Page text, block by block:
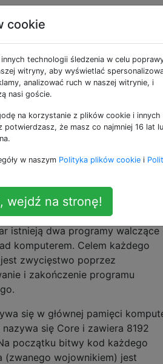
i Code
nano
Core War
, programu
zestawu instrukcji, opartego
istnieją dwa programy walczące
komputerem. Celem każdego
zwycięstwo poprzez
i zakończenie programu
się w głównej pamięci
nazywa się Core i zawiera 8192
początku bitwy kod każdego
(zwanego wojownikiem) jest
cookie
technologii śledzenia w celu
witryny, aby wyświetlać
analizować ruch w naszej witrynie, i
nasi goście.
na korzystanie z plików cookie i innych
potwierdzasz, że masz co najmniej 16 lat
w naszym Polityka plików cookie i
wejdź na stronę!